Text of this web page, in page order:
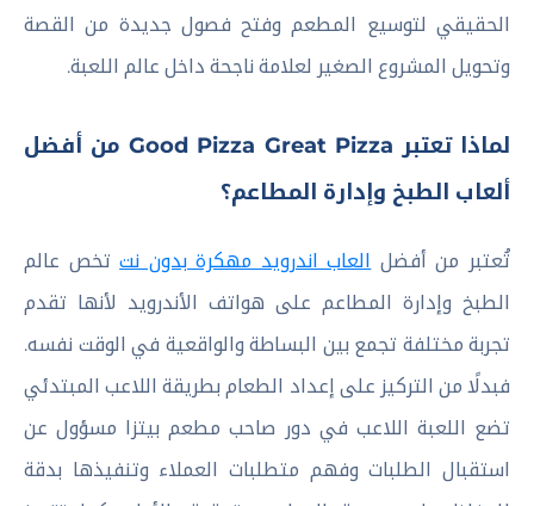
الحقيقي لتوسيع المطعم وفتح فصول جديدة من القصة
وتحويل المشروع الصغير لعلامة ناجحة داخل عالم اللعبة.
لماذا تعتبر Good Pizza Great Pizza من أفضل
ألعاب الطبخ وإدارة المطاعم؟
تُعتبر من أفضل العاب اندرويد مهكرة بدون نتتخص عالم
الطبخ وإدارة المطاعم على هواتف الأندرويد لأنها تقدم
تجربة مختلفة تجمع بين البساطة والواقعية في الوقت نفسه.
فبدلًا من التركيز على إعداد الطعام بطريقة اللاعب المبتدئي
تضع اللعبة اللاعب في دور صاحب مطعم بيتزا مسؤول عن
استقبال الطلبات وفهم متطلبات العملاء وتنفيذها بدقة